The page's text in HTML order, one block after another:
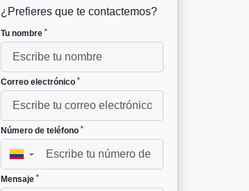
¿Prefieres que te contactemos?
Tu nombre *
Correo electrónico *
Número de teléfono *
▼
Mensaje *